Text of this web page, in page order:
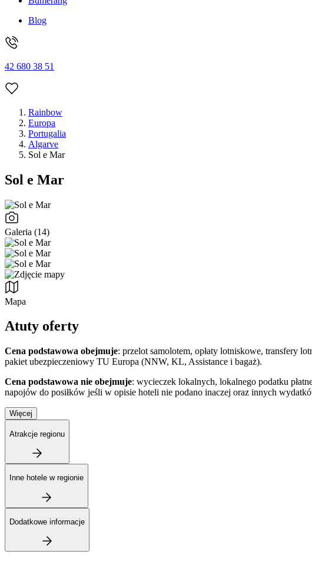
Blog
42 680 38 51
Rainbow
Europa
Portugalia
Algarve
Sol e Mar
Sol e Mar
Galeria (14)
Mapa
Atuty oferty
Cena podstawowa obejmuje: przelot samolotem, opłaty lotniskowe, transfery
pakiet ubezpieczeniowy TU Europa (NNW, KL, Assistance i bagaż).
Cena podstawowa nie obejmuje: wycieczek lokalnych, lokalnego podatku
napojów do posiłków jeśli w opisie hoteli nie podano inaczej oraz innych
Więcej
Atrakcje regionu
Inne hotele w regionie
Dodatkowe informacje